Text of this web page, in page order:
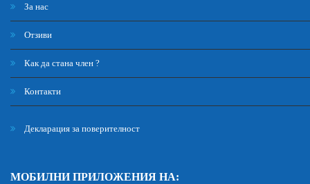
За нас
Отзиви
Как да стана член ?
Контакти
Декларация за поверителност
МОБИЛНИ ПРИЛОЖЕНИЯ НА: